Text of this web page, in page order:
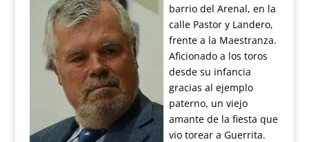
barrio del Arenal, en la
calle Pastor y Landero,
frente a la Maestranza.
Aficionado a los toros
desde su infancia
gracias al ejemplo
paterno, un viejo
amante de la fiesta que
vio torear a Guerrita.